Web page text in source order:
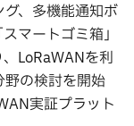
、多機能通知ボ
マートゴミ箱」
LoRaWANを利
の検討を開始
実証プラット